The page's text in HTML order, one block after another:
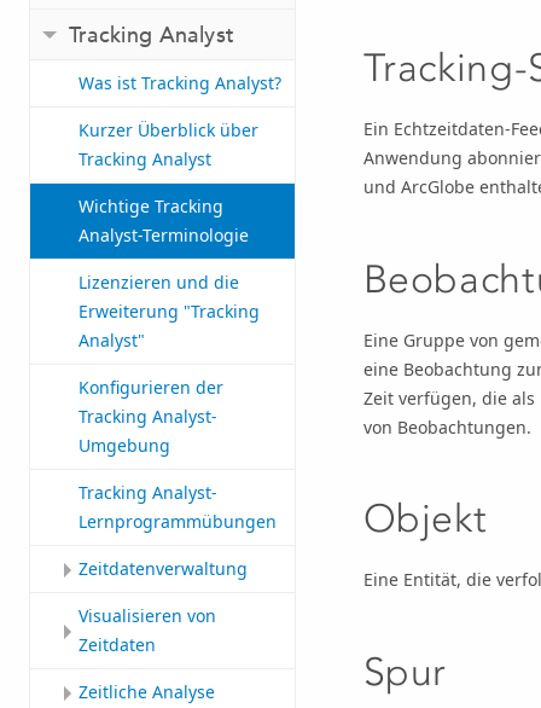
Tracking Analyst
Was ist Tracking Analyst?
Kurzer Überblick über
Tracking Analyst
Wichtige Tracking
Analyst-Terminologie
Lizenzieren und die
Erweiterung "Tracking
Analyst"
Konfigurieren der
Tracking Analyst-
Umgebung
Tracking Analyst-
Lernprogrammübungen
Zeitdatenverwaltung
Visualisieren von
Zeitdaten
Zeitliche Analyse
Tracking-
Ein Echtzeitdaten-
Anwendung
und ArcGlobe
Eine Gruppe von
eine Beobachtung
Zeit verfügen, die
von Beobachtungen.
Objekt
Eine Entität, die
Spur